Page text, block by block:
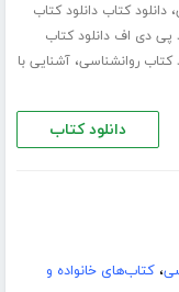
،دانلود کتاب دانلود کتاب
پی دی اف دانلود کتاب
کتاب روانشناسی،آشنایی با
دانلود کتاب
،کتاب‌های خانواده و